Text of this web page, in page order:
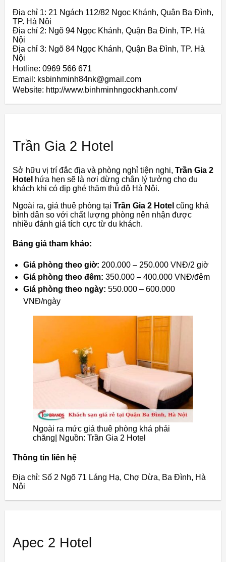
Địa chỉ 1: 21 Ngách 112/82 Ngọc Khánh, Quận Ba Đình,
TP. Hà Nội
Địa chỉ 2: Ngõ 94 Ngọc Khánh, Quận Ba Đình, TP. Hà
Nội
Địa chỉ 3: Ngõ 84 Ngọc Khánh, Quận Ba Đình, TP. Hà
Nội
Hotline: 0969 566 671
Email: ksbinhminh84nk@gmail.com
Website: http://www.binhminhngockhanh.com/
Trần Gia 2 Hotel
Sở hữu vị trí đắc địa và phòng nghỉ tiện nghi, Trần Gia 2
Hotel hứa hẹn sẽ là nơi dừng chân lý tưởng cho du
khách khi có dịp ghé thăm thủ đô Hà Nội.
Ngoài ra, giá thuê phòng tại Trần Gia 2 Hotel cũng khá
bình dân so với chất lượng phòng nên nhận được
nhiều đánh giá tích cực từ du khách.
Bảng giá tham khảo:
Giá phòng theo giờ: 200.000 – 250.000 VNĐ/2 giờ
Giá phòng theo đêm: 350.000 – 400.000 VNĐ/đêm
Giá phòng theo ngày: 550.000 – 600.000
VNĐ/ngày
Ngoài ra mức giá thuê phòng khá phải
chăng| Nguồn: Trần Gia 2 Hotel
Thông tin liên hệ
Địa chỉ: Số 2 Ngõ 71 Láng Hạ, Chợ Dừa, Ba Đình, Hà
Nội
Apec 2 Hotel